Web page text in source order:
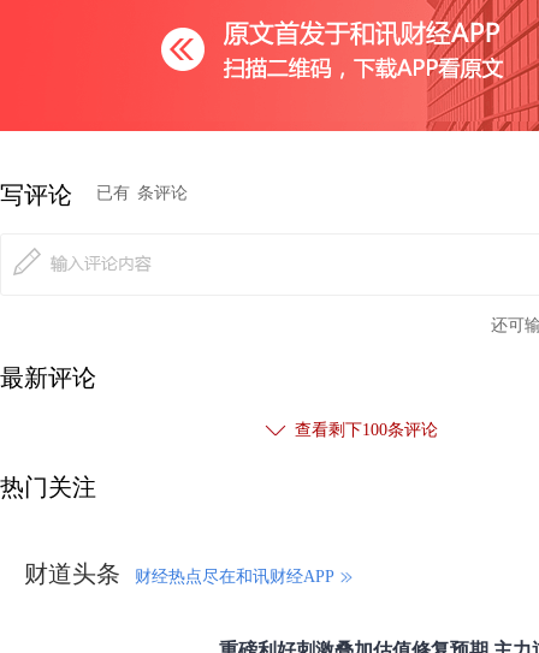
写评论 已有 条评论
还可
最新评论
查看剩下100条评论
热门关注
财道头条 财经热点尽在和讯财经APP